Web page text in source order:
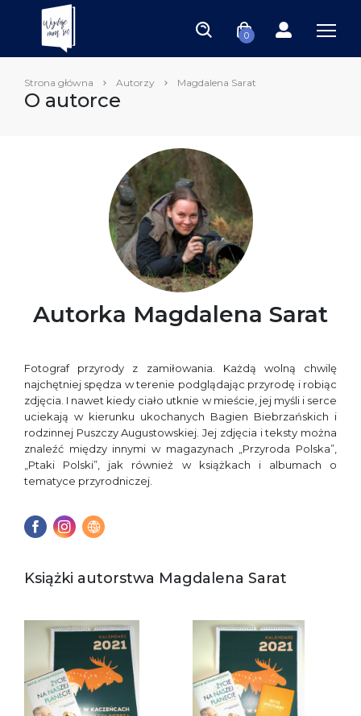
0
Strona główna Autorzy Magdalena Sarat
O autorce
Autorka Magdalena Sarat
Fotograf przyrody z zamiłowania. Każdą wolną chwilę
najchętniej spędza w terenie podglądając przyrodę i robiąc
zdjęcia. I nawet kiedy ciało utknie w mieście, jej myśli i serce
uciekają w kierunku ukochanych Bagien Biebrzańskich i
rodzinnej Puszczy Augustowskiej. Jej zdjęcia i teksty można
znaleźć między innymi w magazynach „Przyroda Polska”,
„Ptaki Polski”, jak również w książkach i albumach o
tematyce przyrodniczej.
Książki autorstwa Magdalena Sarat